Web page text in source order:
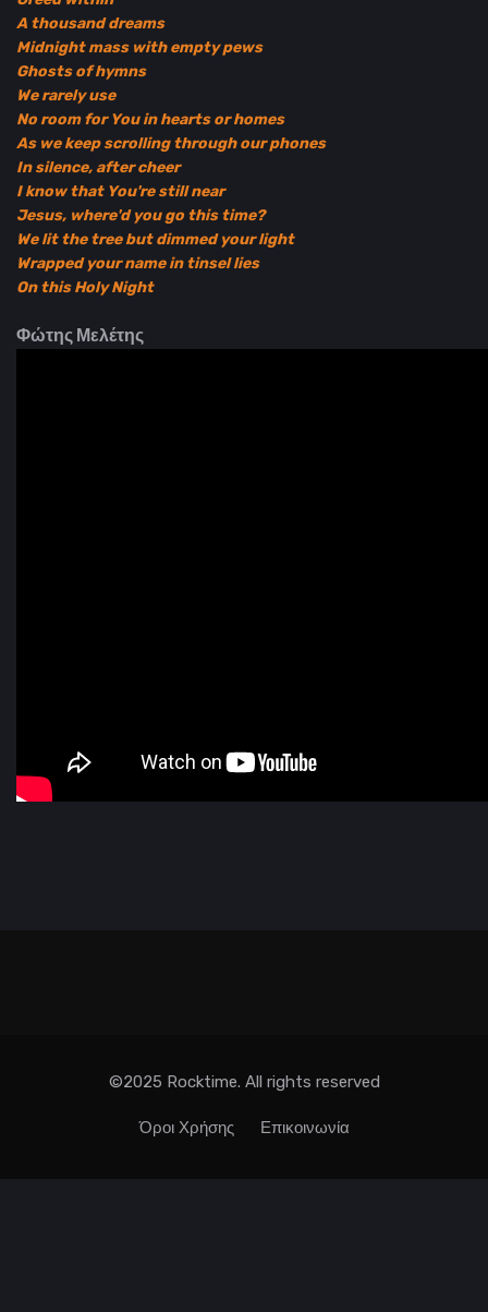
A thousand dreams
Midnight mass with empty pews
Ghosts of hymns
We rarely use
No room for You in hearts or homes
As we keep scrolling through our phones
In silence, after cheer
I know that You're still near
Jesus, where'd you go this time?
We lit the tree but dimmed your light
Wrapped your name in tinsel lies
On this Holy Night
Φώτης Μελέτης
©2025 Rocktime. All rights reserved
Όροι Χρήσης Επικοινωνία